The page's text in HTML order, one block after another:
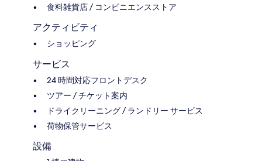
食料雑貨店 / コンビニエンスストア
アクティビティ
ショッピング
サービス
24 時間対応フロントデスク
ツアー / チケット案内
ドライクリーニング / ランドリー サービス
荷物保管サービス
設備